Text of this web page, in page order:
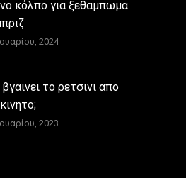
κόλπο για ξεθαμπωμα
2024
το ρετσινι απο
2023